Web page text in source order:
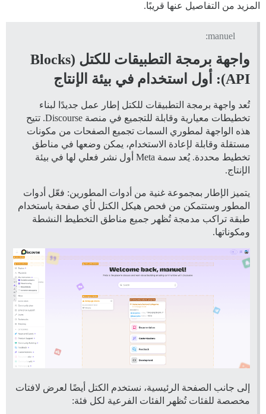
المزيد من التفاصيل عنها قريبًا.
manuel:
واجهة برمجة التطبيقات للكتل (Blocks
API): أول استخدام في بيئة الإنتاج
تُعد واجهة برمجة التطبيقات للكتل إطار عمل جديدًا لبناء
تخطيطات معيارية وقابلة للتجميع في منصة Discourse. تتيح
هذه الواجهة لمطوري السمات تجميع الصفحات من مكونات
مستقلة وقابلة لإعادة الاستخدام، يمكن وضعها في مناطق
تخطيط محددة. يُعد سمة Meta أول نشر فعلي لها في بيئة
الإنتاج.
يتميز الإطار بمجموعة غنية من أدوات المطورين: فعّل أدوات
المطور وستتمكن من فحص هيكل الكتل لأي صفحة باستخدام
طبقة تراكب مدمجة تُظهر جميع مناطق التخطيط النشطة
ومكوناتها.
إلى جانب الصفحة الرئيسية، نستخدم الكتل أيضًا لعرض لافتات
مخصصة للفئات تُظهر الفئات الفرعية لكل فئة: